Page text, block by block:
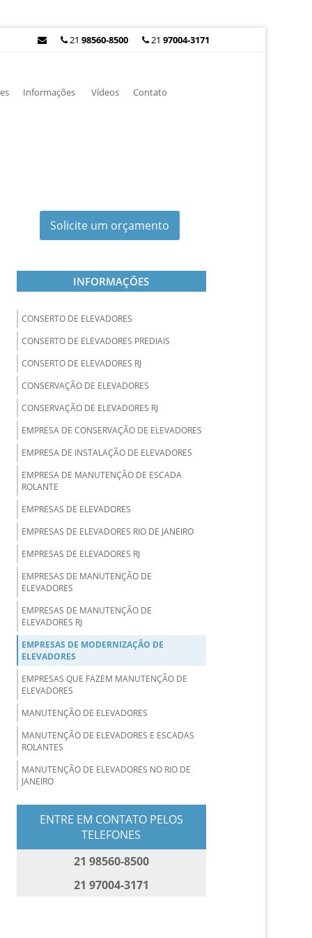
2197004-3171
2198560-8500
Informações Vídeos Contato
Solicite um orçamento
INFORMAÇÕES
CONSERTO DE ELEVADORES
CONSERTO DE ELEVADORES PREDIAIS
CONSERTO DE ELEVADORES RJ
CONSERVAÇÃO DE ELEVADORES
CONSERVAÇÃO DE ELEVADORES RJ
EMPRESA DE CONSERVAÇÃO DE ELEVADORES
EMPRESA DE INSTALAÇÃO DE ELEVADORES
EMPRESA DE MANUTENÇÃO DE ESCADA
ROLANTE
EMPRESAS DE ELEVADORES
EMPRESAS DE ELEVADORES RIO DE JANEIRO
EMPRESAS DE ELEVADORES RJ
EMPRESAS DE MANUTENÇÃO DE
ELEVADORES
EMPRESAS DE MANUTENÇÃO DE
ELEVADORES RJ
EMPRESAS DE MODERNIZAÇÃO DE
ELEVADORES
EMPRESAS QUE FAZEM MANUTENÇÃO DE
ELEVADORES
MANUTENÇÃO DE ELEVADORES
MANUTENÇÃO DE ELEVADORES E ESCADAS
ROLANTES
MANUTENÇÃO DE ELEVADORES NO RIO DE
JANEIRO
MANUTENÇÃO DE ELEVADORES PREDIAIS
MANUTENÇÃO DE ELEVADORES
MANUTENÇÃO DE ESCADA ROLANTE
MANUTENÇÃO E CONSERVAÇÃO DE
ENTRE EM CONTATO PELOS
TELEFONES
21 98560-8500
21 97004-3171